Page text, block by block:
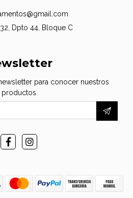
Dpto 44, Bloque C
para conocer nuestros
productos